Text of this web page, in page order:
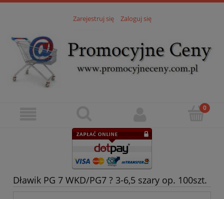
Zarejestruj się Zaloguj się
Dławik PG 7 WKD/PG7 ? 3-6,5 szary op. 100szt.